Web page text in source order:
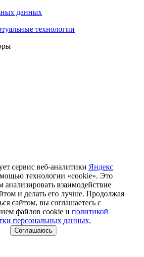
данных
технологии
сервис веб-аналитики Яндекс
технологии «cookie». Это
анализировать взаимодействие
и делать его лучше. Продолжая
сайтом, вы соглашаетесь с
файлов cookie и политикой
персональных данных.
Соглашаюсь